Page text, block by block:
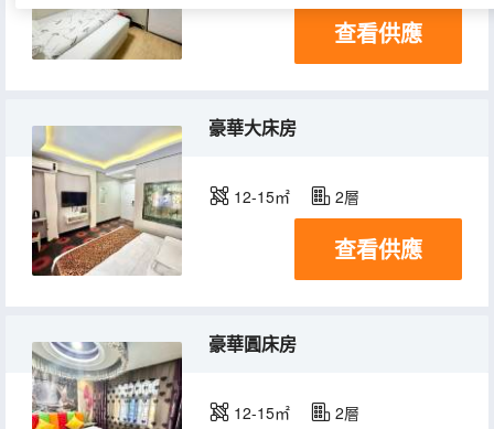
查看供應
豪華大床房
12-15㎡ 2層
查看供應
豪華圓床房
12-15㎡ 2層